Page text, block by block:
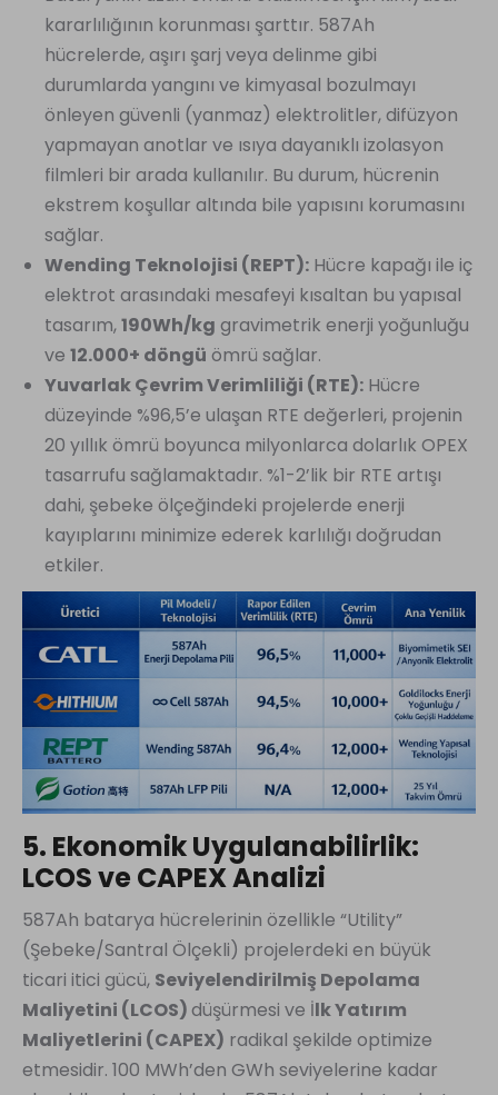
kararlılığının korunması şarttır. 587Ah
hücrelerde, aşırı şarj veya delinme gibi
durumlarda yangını ve kimyasal bozulmayı
önleyen güvenli (yanmaz) elektrolitler, difüzyon
yapmayan anotlar ve ısıya dayanıklı izolasyon
filmleri bir arada kullanılır. Bu durum, hücrenin
ekstrem koşullar altında bile yapısını korumasını
sağlar.
Wending Teknolojisi (REPT): Hücre kapağı ile iç
elektrot arasındaki mesafeyi kısaltan bu yapısal
tasarım,190Wh/kg gravimetrik enerji yoğunluğu
ve 12.000+ döngü ömrü sağlar.
Yuvarlak Çevrim Verimliliği (RTE): Hücre
düzeyinde %96,5’e ulaşan RTE değerleri, projenin
20 yıllık ömrü boyunca milyonlarca dolarlık OPEX
tasarrufu sağlamaktadır. %1-2’lik bir RTE artışı
dahi, şebeke ölçeğindeki projelerde enerji
kayıplarını minimize ederek karlılığı doğrudan
etkiler.
5. Ekonomik Uygulanabilirlik:
LCOS ve CAPEX Analizi
587Ah batarya hücrelerinin özellikle “Utility”
(Şebeke/Santral Ölçekli) projelerdeki en büyük
ticari itici gücü, Seviyelendirilmiş Depolama
Maliyetini (LCOS)düşürmesi ve İlk Yatırım
Maliyetlerini (CAPEX) radikal şekilde optimize
etmesidir. 100 MWh’den GWh seviyelerine kadar